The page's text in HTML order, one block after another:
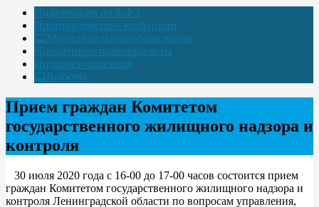
Информация по 8-ФЗ
Противодействие коррупции
Муниципальные образования
Нормативно-правовые акты
Интернет-приёмная
Выборы
Прием граждан Комитетом
государственного жилищного надзора и
контроля
30 июля 2020 года с 16-00 до 17-00 часов состоится прием
граждан Комитетом государственного жилищного надзора и
контроля Ленинградской области по вопросам управления,